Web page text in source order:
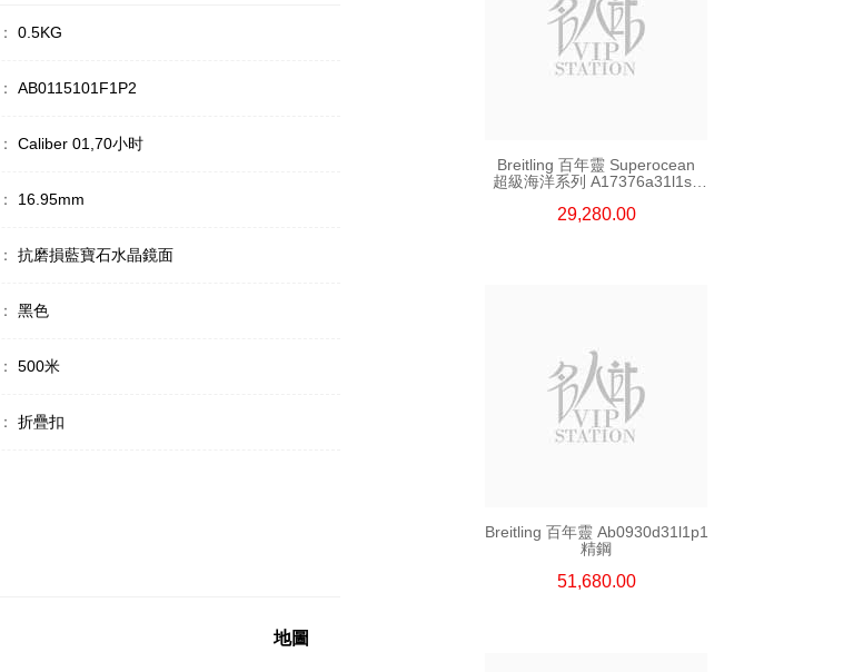
： 0.5KG
： AB0115101F1P2
： Caliber 01,70小时
： 16.95mm
： 抗磨損藍寶石水晶鏡面
： 黑色
： 500米
： 折疊扣
地圖
Breitling 百年靈 Superocean
超級海洋系列 A17376a31l1s1
29,280.00
Breitling 百年靈 Ab0930d31l1p1
精鋼
51,680.00